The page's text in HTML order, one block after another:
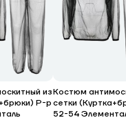
из
Р-р
Костюм
сетки
52-54